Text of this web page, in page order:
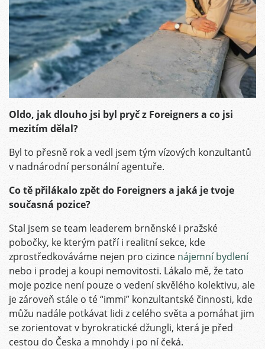
Oldo, jak dlouho jsi byl pryč z Foreigners a co jsi
mezitím dělal?
Byl to přesně rok a vedl jsem tým vízových konzultantů
v nadnárodní personální agentuře.
Co tě přilákalo zpět do Foreigners a jaká je tvoje
současná pozice?
Stal jsem se team leaderem brněnské i pražské
pobočky, ke kterým patří i realitní sekce, kde
zprostředkováváme nejen pro cizince nájemní bydlení
nebo i prodej a koupi nemovitosti. Lákalo mě, že tato
moje pozice není pouze o vedení skvělého kolektivu, ale
je zároveň stále o té “immi” konzultantské činnosti, kde
můžu nadále potkávat lidi z celého světa a pomáhat jim
se zorientovat v byrokratické džungli, která je před
cestou do Česka a mnohdy i po ní čeká.